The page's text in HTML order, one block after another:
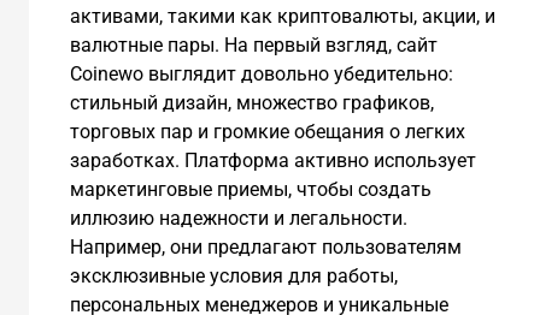
активами, такими как криптовалюты, акции, и
валютные пары. На первый взгляд, сайт
Coinewo выглядит довольно убедительно:
стильный дизайн, множество графиков,
торговых пар и громкие обещания о легких
заработках. Платформа активно использует
маркетинговые приемы, чтобы создать
иллюзию надежности и легальности.
Например, они предлагают пользователям
эксклюзивные условия для работы,
персональных менеджеров и уникальные